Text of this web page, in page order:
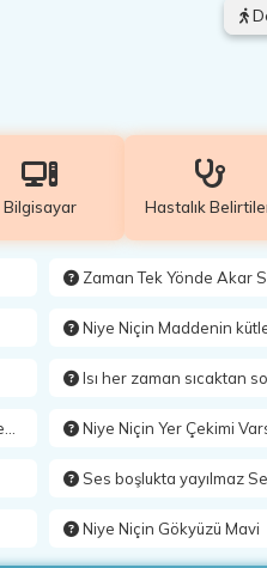
Bilgisayar Hastalık
Zaman Tek Yönde Akar
Niye Niçin Maddenin
Isı her zaman sıcaktan
Niye Niçin Yer Çekimi
Ses boşlukta yayılmaz
Niye Niçin Gökyüzü Mavi